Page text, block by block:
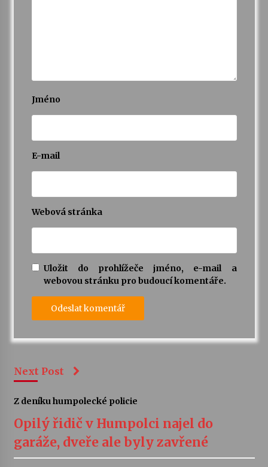
Jméno
E-mail
Webová stránka
Uložit do prohlížeče jméno, e-mail a
webovou stránku pro budoucí komentáře.
Next Post
Z deníku humpolecké policie
Opilý řidič v Humpolci najel do
garáže, dveře ale byly zavřené